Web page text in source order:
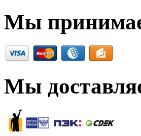
Задние брызговики Mazda3 BK
5HB комплект BP4KV3460F
1 490 руб
Мы
Мы